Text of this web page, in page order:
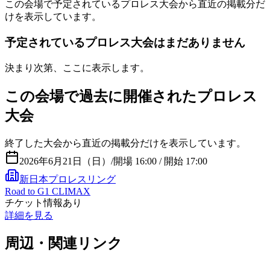
この会場で予定されているプロレス大会から直近の掲載分だ
けを表示しています。
予定されているプロレス大会はまだありません
決まり次第、ここに表示します。
この会場で過去に開催されたプロレス
大会
終了した大会から直近の掲載分だけを表示しています。
2026年6月21日（日） /開場 16:00 / 開始 17:00
新日本プロレスリング
Road to G1 CLIMAX
チケット情報あり
詳細を見る
周辺・関連リンク